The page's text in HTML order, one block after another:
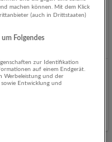
(m/w/d)
& Co. KG
(alle Geschlechter)
machen können. Mit dem Klick
(auch in Drittstaaten)
Folgendes
zur Identifikation
auf einem Endgerät.
Werbeleistung und der
Entwicklung und